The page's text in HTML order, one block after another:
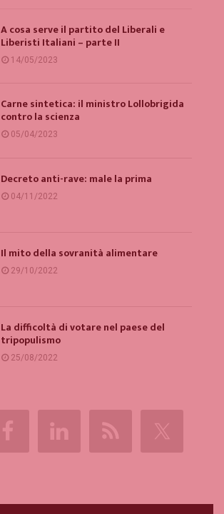
A cosa serve il partito del Liberali e
Liberisti Italiani – parte II
14/05/2023
Carne sintetica: il ministro Lollobrigida
contro la scienza
05/04/2023
Decreto anti-rave: male la prima
04/11/2022
Il mito della sovranità alimentare
29/10/2022
La difficoltà di votare nel paese del
tripopulismo
25/08/2022